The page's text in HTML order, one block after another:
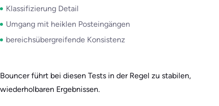
Klassifizierung Detail
Umgang mit heiklen Posteingängen
bereichsübergreifende Konsistenz
Bouncer führt bei diesen Tests in der Regel zu stabilen,
wiederholbaren Ergebnissen.